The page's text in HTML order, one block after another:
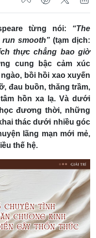
từng nói: “The
smooth”(tạm dịch:
thực chẳng bao giờ
cung bậc cảm xúc
bồi hồi xao xuyến
đau buồn, thăng trầm,
hồn xa lạ. Và dưới
đương thời, những
thác dưới nhiều góc
lãng mạn mới mẻ,
thế hệ.